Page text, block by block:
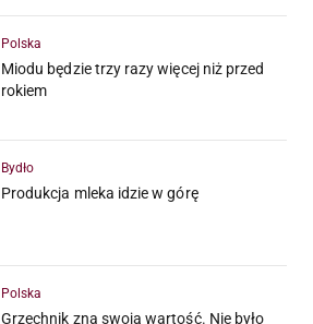
Polska
Miodu będzie trzy razy więcej niż przed
rokiem
Bydło
Produkcja mleka idzie w górę
Polska
Grzechnik zna swoją wartość. Nie było